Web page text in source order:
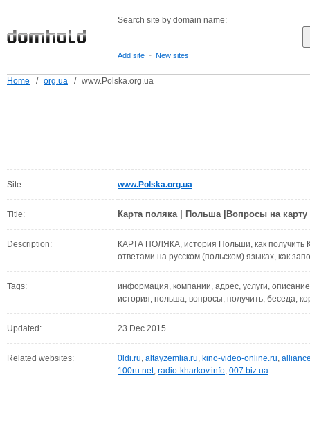
Search site by domain name:
Add site - New sites
Home / org.ua / www.Polska.org.ua
Site: www.Polska.org.ua
Title: Карта поляка | Польша |Вопросы на карту
Description:
КАРТА ПОЛЯКА, история Польши, как получить
ответами на русском (польском) языках, как
Tags:
информация, компании, адрес, услуги,
история, польша, вопросы, получить, беседа,
Updated: 23 Dec 2015
Related websites: 0ldi.ru, altayzemlia.ru, kino-video-online.ru,
100ru.net, radio-kharkov.info, 007.biz.ua